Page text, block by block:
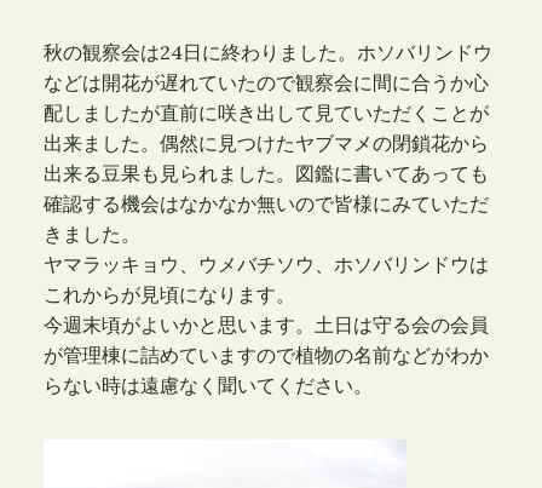
秋の観察会は24日に終わりました。ホソバリンドウ
などは開花が遅れていたので観察会に間に合うか心
配しましたが直前に咲き出して見ていただくことが
出来ました。偶然に見つけたヤブマメの閉鎖花から
出来る豆果も見られました。図鑑に書いてあっても
確認する機会はなかなか無いので皆様にみていただ
きました。
ヤマラッキョウ、ウメバチソウ、ホソバリンドウは
これからが見頃になります。
今週末頃がよいかと思います。土日は守る会の会員
が管理棟に詰めていますので植物の名前などがわか
らない時は遠慮なく聞いてください。